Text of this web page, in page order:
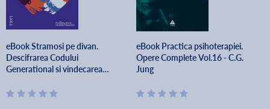
eBook Stramosi pe divan.
Descifrarea Codului
Generational si vindecarea
Alexander, Sabine Luck
eBook Practica psihoterapiei.
Opere Complete Vol.16 - C.G.
Jung